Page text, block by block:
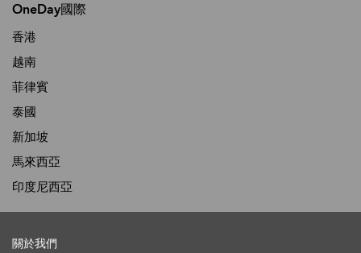
OneDay國際
香港
越南
菲律賓
泰國
新加坡
馬來西亞
印度尼西亞
關於我們